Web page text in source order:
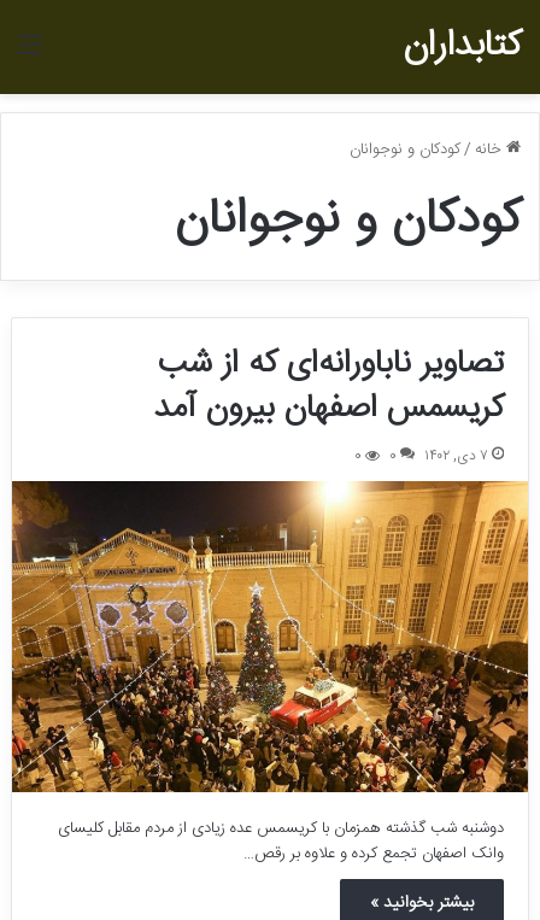
کتابداران
خانه /کودکان و نوجوانان
کودکان و نوجوانان
تصاویر ناباورانه‌ای که از شب
کریسمس اصفهان بیرون آمد
۷ دی, ۱۴۰۲ 0
0
دوشنبه شب گذشته همزمان با کریسمس عده زیادی از مردم مقابل کلیسای
وانک اصفهان تجمع کرده و علاوه بر رقص…
بیشتر بخوانید »